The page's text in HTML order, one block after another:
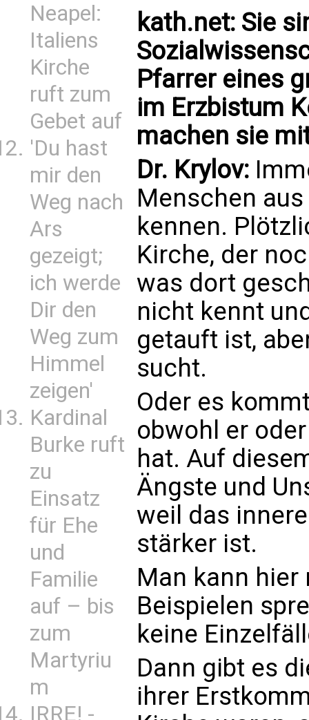
Neapel:
Italiens
Kirche
ruft zum
Gebet auf
'Du hast
mir den
Weg nach
Ars
gezeigt;
ich werde
Dir den
Weg zum
Himmel
zeigen'
Kardinal
Burke ruft
zu
Einsatz
für Ehe
und
Familie
auf – bis
zum
Martyriu
m
IRRE! -
kath.net: Sie
Pfarrer eines
im Erzbistum
machen sie
Dr. Krylov:
Menschen
kennen.
Kirche, der
was dort
nicht kennt
getauft ist,
sucht.
Oder es
obwohl er
hat. Auf
Ängste und
weil das
stärker ist.
Man kann
Beispielen
keine
Dann gibt es
ihrer